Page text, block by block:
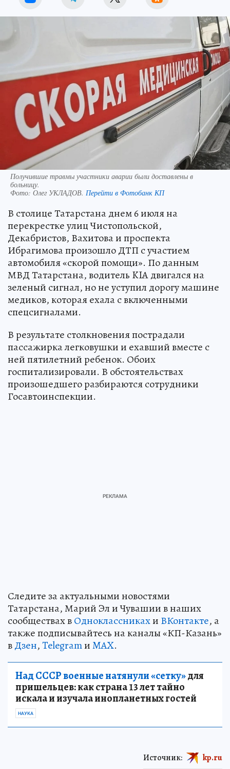
Получившие травмы участники аварии были доставлены в
больницу.
Фото: Олег УКЛАДОВ. Перейти в Фотобанк КП
В столице Татарстана днем 6 июля на
перекрестке улиц Чистопольской,
Декабристов, Вахитова и проспекта
Ибрагимова произошло ДТП с участием
автомобиля «скорой помощи». По данным
МВД Татарстана, водитель KIA двигался на
зеленый сигнал, но не уступил дорогу машине
медиков, которая ехала с включенными
спецсигналами.
В результате столкновения пострадали
пассажирка легковушки и ехавший вместе с
ней пятилетний ребенок. Обоих
госпитализировали. В обстоятельствах
произошедшего разбираются сотрудники
Госавтоинспекции.
Следите за актуальными новостями
Татарстана, Марий Эл и Чувашии в наших
сообществах вОдноклассникахи ВКонтакте, а
также подписывайтесь на каналы «КП-Казань»
вДзен,TelegramиMAX.
Над СССР военные натянули «сетку»для
пришельцев: как страна 13 лет тайно
искала и изучала инопланетных гостей
НАУКА
Источник: kp.ru